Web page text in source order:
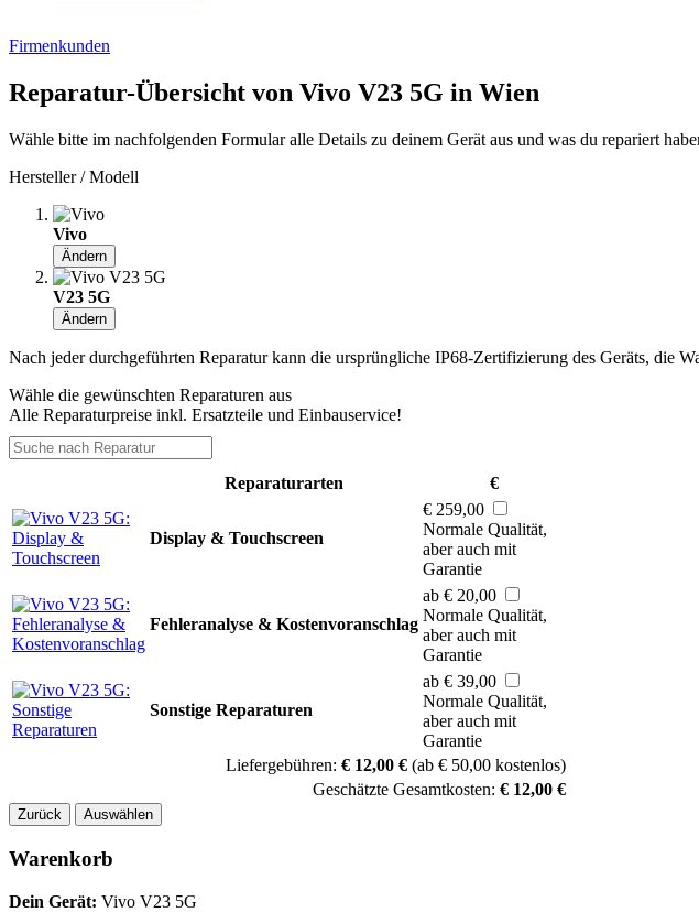
Firmenkunden
Reparatur-Übersicht von Vivo V23 5G in Wien
Wähle bitte im nachfolgenden Formular alle Details zu deinem Gerät aus und was du repariert
Hersteller / Modell
Vivo
Ändern
V23 5G
Ändern
Nach jeder durchgeführten Reparatur kann die ursprüngliche IP68-Zertifizierung des Geräts, die
Wähle die gewünschten Reparaturen aus
Alle Reparaturpreise inkl. Ersatzteile und Einbauservice!
Reparaturarten €
Display & Touchscreen
€ 259,00
Normale Qualität,
aber auch mit
Garantie
Fehleranalyse & Kostenvoranschlag
ab € 20,00
Normale Qualität,
aber auch mit
Garantie
Sonstige Reparaturen
ab € 39,00
Normale Qualität,
aber auch mit
Garantie
Liefergebühren: € 12,00 € (ab € 50,00 kostenlos)
Geschätzte Gesamtkosten: € 12,00 €
Zurück Auswählen
Warenkorb
Dein Gerät: Vivo V23 5G